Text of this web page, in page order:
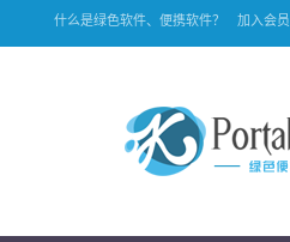
什么是绿色软件、便携软件？ 加入会员